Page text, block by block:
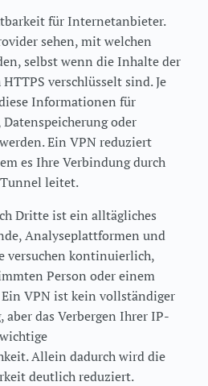
für Internetanbieter.
sehen, mit welchen
selbst wenn die Inhalte der
verschlüsselt sind. Je
Informationen für
oder
Ein VPN reduziert
es Ihre Verbindung durch
leitet.
Dritte ist ein alltägliches
Analyseplattformen und
versuchen kontinuierlich,
Person oder einem
VPN ist kein vollständiger
aber das Verbergen Ihrer IP-
Allein dadurch wird die
deutlich reduziert.